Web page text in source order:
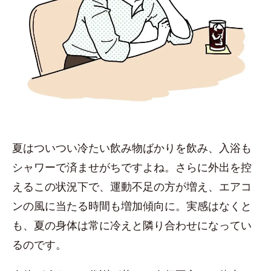
夏はついつい冷たい飲み物ばかりを飲み、入浴も
シャワーで済ませがちですよね。さらに外出を控
えるこの状況下で、運動不足の方が増え、エアコ
ンの風に当たる時間も増加傾向に。実感はなくと
も、夏の身体は常に冷えと隣り合わせになってい
るのです。